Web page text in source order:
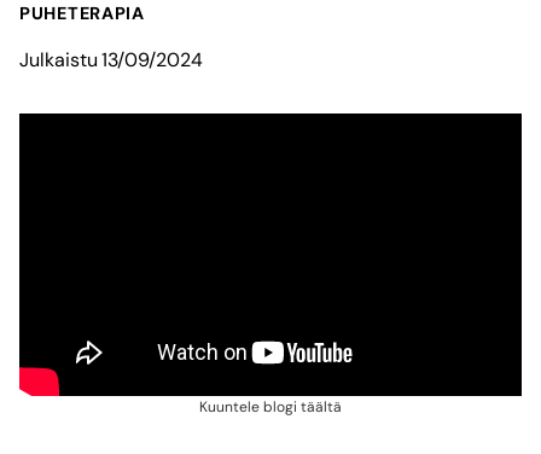
PUHETERAPIA
Julkaistu13/09/2024
Kuuntele blogi täältä